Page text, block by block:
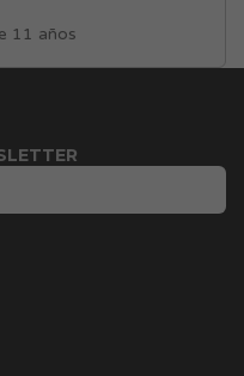
11 años